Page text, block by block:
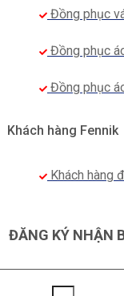
Đồng phục
Đồng phục
Đồng phục
Khách hàng Fennik
Khách hàng
ĐĂNG KÝ NHẬN